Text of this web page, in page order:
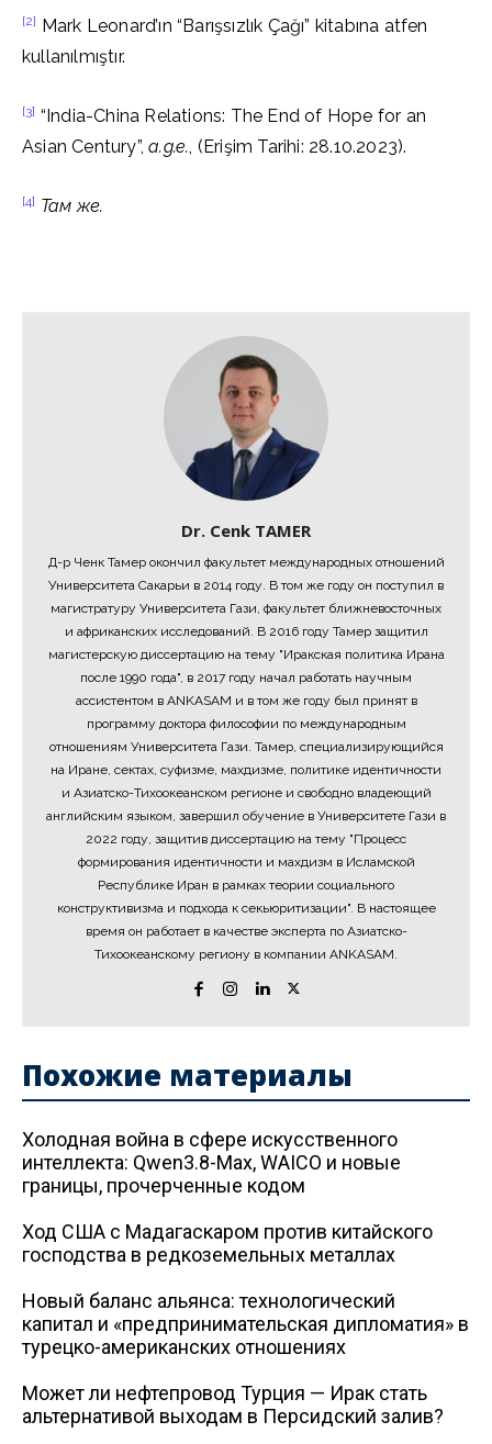
[2] Mark Leonard’ın “Barışsızlık Çağı” kitabına atfen
kullanılmıştır.
[3] “India-China Relations: The End of Hope for an
Asian Century”,a.g.e., (Erişim Tarihi: 28.10.2023).
[4] Там же.
Dr. Cenk TAMER
Д-р Ченк Тамер окончил факультет международных отношений
Университета Сакарьи в 2014 году. В том же году он поступил в
магистратуру Университета Гази, факультет ближневосточных
и африканских исследований. В 2016 году Тамер защитил
магистерскую диссертацию на тему "Иракская политика Ирана
после 1990 года", в 2017 году начал работать научным
ассистентом в ANKASAM и в том же году был принят в
программу доктора философии по международным
отношениям Университета Гази. Тамер, специализирующийся
на Иране, сектах, суфизме, махдизме, политике идентичности
и Азиатско-Тихоокеанском регионе и свободно владеющий
английским языком, завершил обучение в Университете Гази в
2022 году, защитив диссертацию на тему "Процесс
формирования идентичности и махдизм в Исламской
Республике Иран в рамках теории социального
конструктивизма и подхода к секьюритизации". В настоящее
время он работает в качестве эксперта по Азиатско-
Тихоокеанскому региону в компании ANKASAM.
Похожие материалы
Холодная война в сфере искусственного
интеллекта: Qwen3.8-Max, WAICO и новые
границы, прочерченные кодом
Ход США с Мадагаскаром против китайского
господства в редкоземельных металлах
Новый баланс альянса: технологический
капитал и «предпринимательская дипломатия» в
турецко-американских отношениях
Может ли нефтепровод Турция — Ирак стать
альтернативой выходам в Персидский залив?